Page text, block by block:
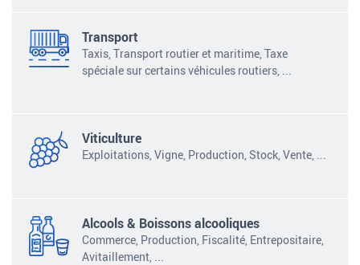
Transport
Taxis, Transport routier et maritime, Taxe
spéciale sur certains véhicules routiers,
Viticulture
Exploitations, Vigne, Production, Stock, Vente, ...
Alcools & Boissons alcooliques
Commerce, Production, Fiscalité, Entrepositaire,
Avitaillement,